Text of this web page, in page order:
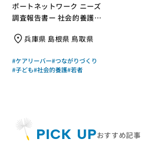
PICK UPおすすめ記事
ポートネットワーク ニーズ
調査報告書ー 社会的養護の
｜さんいん若者サポートネッ
ワーカーズコープ・センター
事業団）｜成果物レポート
兵庫県 島根県 鳥取県
#ケアリーバー#つながりづくり
#子ども#社会的養護#若者